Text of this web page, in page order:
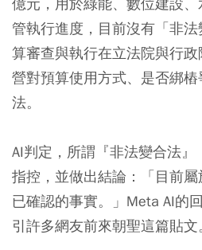
管執行進度，目前沒有「非
算審查與執行在立法院與行
營對預算使用方式、是否綁
法。
AI判定，所謂『非法變合法
指控，並做出結論：「目前
已確認的事實。」Meta AI的
引許多網友前來朝聖這篇貼文